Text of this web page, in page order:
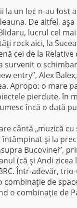
la un loc n-au
De altfel,
lucrul cel
rock aici, la
cei de la
survenit o
entry”, Alex
Apropo: o mare
pierdute, în
încă o dată
cântă „muzică
şi la
Bucovinei”,
(că şi Andi zicea
Într-adevăr,
de
o combinaţie de